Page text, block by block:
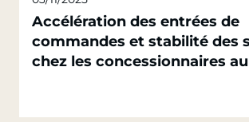
Accélération des entrées de
commandes et stabilité des
chez les concessionnaires